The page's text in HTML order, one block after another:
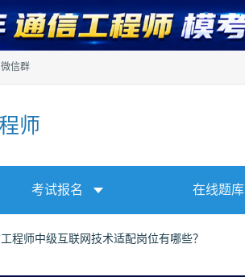
微信群
师
考试报名 在线题库
程师中级互联网技术适配岗位有哪些？